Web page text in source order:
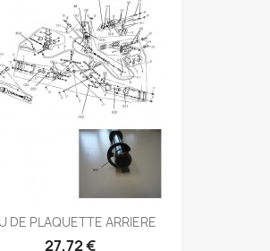
DE PLAQUETTE ARRIERE
27,72 €